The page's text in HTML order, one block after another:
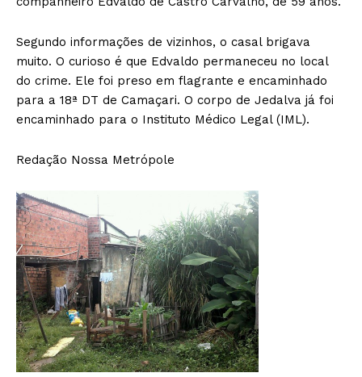
Segundo informações de vizinhos, o casal brigava
muito. O curioso é que Edvaldo permaneceu no local
do crime. Ele foi preso em flagrante e encaminhado
para a 18ª DT de Camaçari. O corpo de Jedalva já foi
encaminhado para o Instituto Médico Legal (IML).
Redação Nossa Metrópole